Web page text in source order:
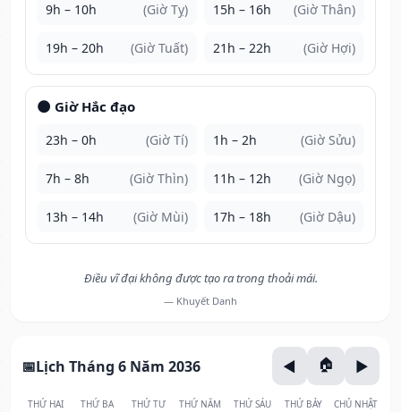
9h – 10h (Giờ Tỵ) 15h – 16h (Giờ Thân)
19h – 20h (Giờ Tuất) 21h – 22h (Giờ Hợi)
🌑 Giờ Hắc đạo
23h – 0h (Giờ Tí) 1h – 2h (Giờ Sửu)
7h – 8h (Giờ Thìn) 11h – 12h (Giờ Ngọ)
13h – 14h (Giờ Mùi) 17h – 18h (Giờ Dậu)
Điều vĩ đại không được tạo ra trong thoải mái.
— Khuyết Danh
Lịch Tháng 6 Năm 2036
THỨ HAI THỨ BA THỨ TƯ THỨ NĂM THỨ SÁU THỨ BẢY CHỦ NHẬT